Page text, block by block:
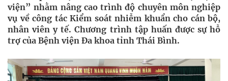
viện” nhằm nâng cao trình độ chuyên môn nghiệp
vụ về công tác Kiểm soát nhiễm khuẩn cho cán bộ,
nhân viên y tế. Chương trình tập huấn được sự hỗ
trợ của Bệnh viện Đa khoa tỉnh Thái Bình.